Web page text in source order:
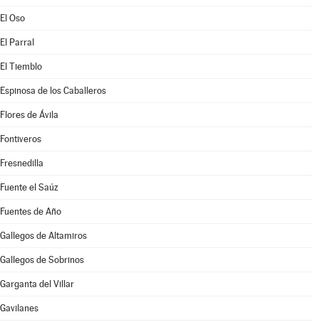
El Oso
El Parral
El Tiemblo
Espinosa de los Caballeros
Flores de Ávila
Fontiveros
Fresnedilla
Fuente el Saúz
Fuentes de Año
Gallegos de Altamiros
Gallegos de Sobrinos
Garganta del Villar
Gavilanes